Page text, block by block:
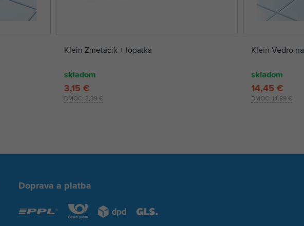
Klein Zmetáčik + lopatka
skladom
DMOC: 3,39 €
3,15 €
Klein Vedro
skladom
DMOC: 14,89 €
14,45 €
Doprava a platba